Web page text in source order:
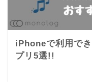
iPhoneで利用で
プリ5選!!